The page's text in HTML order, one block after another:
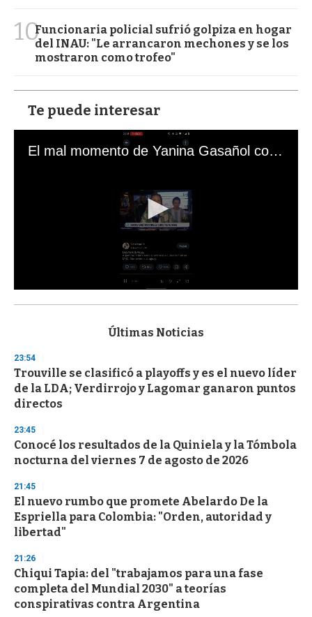
10Funcionaria policial sufrió golpiza en hogar
del INAU: "Le arrancaron mechones y se los
mostraron como trofeo"
Te puede interesar
El mal momento de Yanina Gasañol con un hincha argentino en "Subrayado"
s
d
s
o
f
3
s
e
c
o
d
s
Últimas Noticias
23:54
Trouville se clasificó a playoffs y es el nuevo líder
de la LDA; Verdirrojo y Lagomar ganaron puntos
directos
23:45
Conocé los resultados de la Quiniela y la Tómbola
nocturna del viernes 7 de agosto de 2026
21:45
El nuevo rumbo que promete Abelardo De la
Espriella para Colombia: "Orden, autoridad y
libertad"
21:26
Chiqui Tapia: del "trabajamos para una fase
completa del Mundial 2030" a teorías
conspirativas contra Argentina